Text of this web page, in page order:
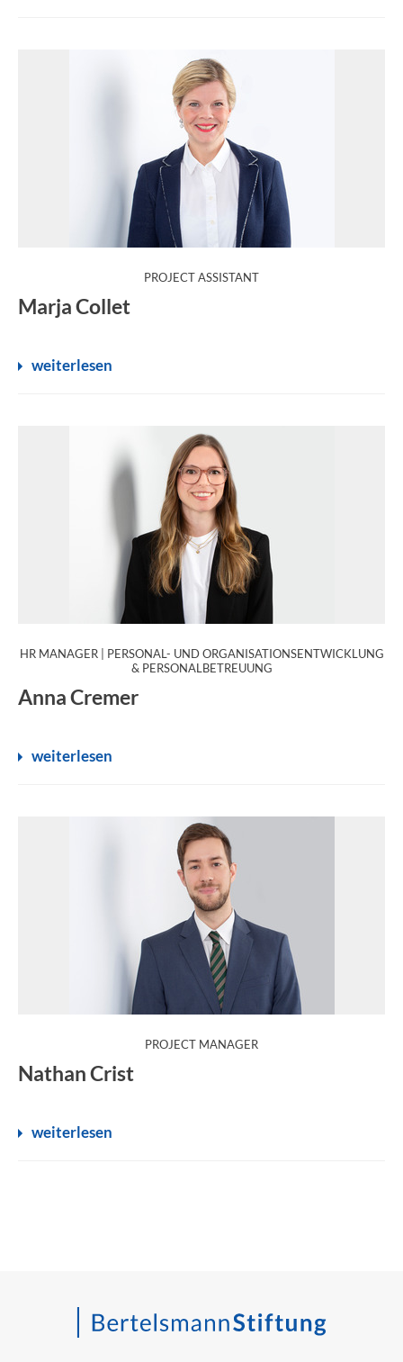
PROJECT ASSISTANT:
Marja Collet
weiterlesen
HR MANAGER | PERSONAL- UND ORGANISATIONSENTWICKLUNG
& PERSONALBETREUUNG:
Anna Cremer
weiterlesen
PROJECT MANAGER:
Nathan Crist
weiterlesen